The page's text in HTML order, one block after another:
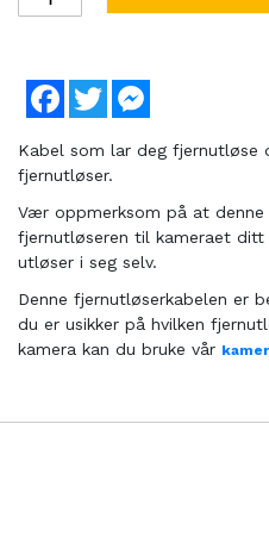
Facebook
Twitter
Kabel som lar deg fjernutløse
fjernutløser.
Vær oppmerksom på at
fjernutløseren til kameraet
utløser i seg selv.
Denne fjernutløserkabelen er
du er usikker på hvilken
kamera kan du bruke vår